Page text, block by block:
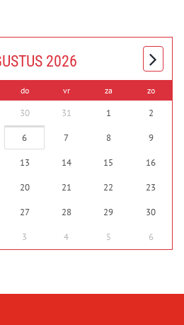
2026
do vr za zo
30 31 1 2
6 7 8 9
13 14 15 16
20 21 22 23
27 28 29 30
3 4 5 6